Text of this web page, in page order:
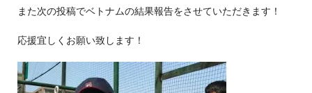
また次の投稿でベトナムの結果報告をさせていただきます！
応援宜しくお願い致します！